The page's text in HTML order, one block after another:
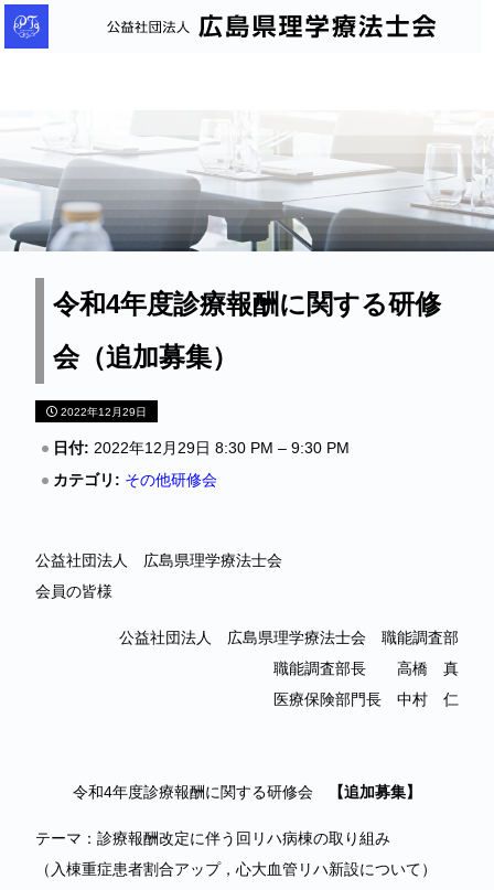
公
益
人
島
令和4年度診療報酬に関する研修
会（追加募集）
2022年12月29日
日付: 2022年12月29日 8:30 PM – 9:30 PM
カテゴリ: その他研修会
公益社団法人 広島県理学療法士会
会員の皆様
公益社団法人 広島県理学療法士会 職能調査部
職能調査部長 高橋 真
医療保険部門長 中村 仁
令和4年度診療報酬に関する研修会 【追加募集】
テーマ：診療報酬改定に伴う回リハ病棟の取り組み
（入棟重症患者割合アップ，心大血管リハ新設について）